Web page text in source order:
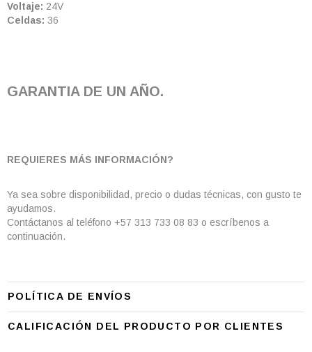
Voltaje: 24V
Celdas: 36
GARANTIA DE UN AÑO.
REQUIERES MÁS INFORMACIÓN?
Ya sea sobre disponibilidad, precio o dudas técnicas, con gusto te
ayudamos.
Contáctanos al teléfono +57 313 733 08 83 o escríbenos a
continuación.
POLÍTICA DE ENVÍOS
CALIFICACIÓN DEL PRODUCTO POR CLIENTES